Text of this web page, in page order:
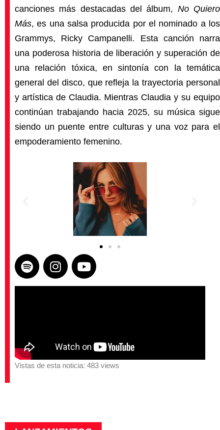
canciones más destacadas del álbum, No Quiero
Más, es una salsa producida por el nominado a los
Grammys, Ricky Campanelli. Esta canción narra
una poderosa historia de liberación y superación de
una relación tóxica, en sintonía con la temática
general del disco, que refleja la trayectoria personal
y artística de Claudia. Mientras Claudia y su equipo
continúan trabajando hacia 2025, su música sigue
siendo un puente entre culturas y una voz para el
empoderamiento femenino.
Vistas de esta noticia: 483 views